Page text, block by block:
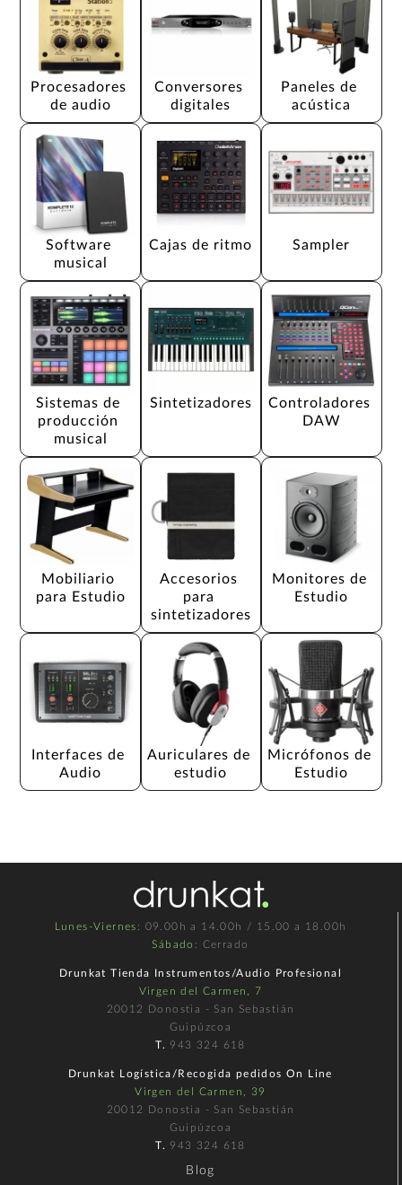
Procesadores
de audio
Conversores
digitales
Paneles de
acústica
Software
musical
Cajas de ritmo Sampler
Sistemas de
producción
musical
Sintetizadores
Controladores
DAW
Mobiliario
para Estudio
Accesorios
para
sintetizadores
Monitores de
Estudio
Interfaces de
Audio
Auriculares de
estudio
Micrófonos de
Estudio
Lunes-Viernes : 09.00h a 14.00h / 15.00 a 18.00h
Sábado : Cerrado
Drunkat Tienda Instrumentos/Audio Profesional
Virgen del Carmen, 7
20012 Donostia - San Sebastián
Guipúzcoa
T. 943 324 618
Drunkat Logística/Recogida pedidos On Line
Virgen del Carmen, 39
20012 Donostia - San Sebastián
Guipúzcoa
T. 943 324 618
Blog